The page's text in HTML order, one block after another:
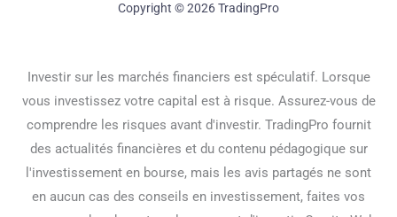
Copyright © 2026 TradingPro
Investir sur les marchés financiers est spéculatif. Lorsque
vous investissez votre capital est à risque. Assurez-vous de
comprendre les risques avant d'investir. TradingPro fournit
des actualités financières et du contenu pédagogique sur
l'investissement en bourse, mais les avis partagés ne sont
en aucun cas des conseils en investissement, faites vos